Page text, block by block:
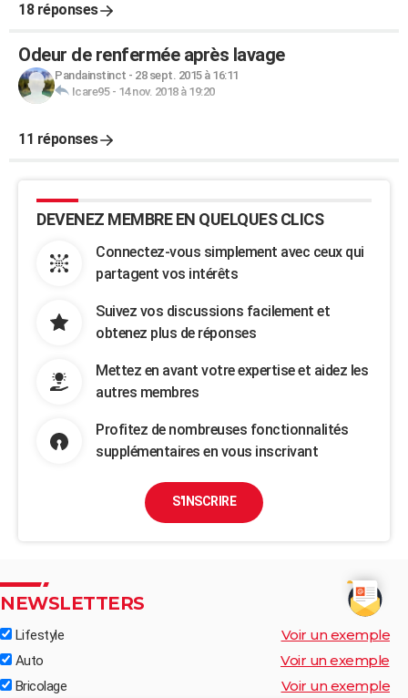
18 réponses
Odeur de renfermée après lavage
Pandainstinct - 28 sept. 2015 à 16:11
Icare95- 14 nov. 2018 à 19:20
11 réponses
DEVENEZ MEMBRE EN QUELQUES CLICS
Connectez-vous simplement avec ceux qui
partagent vos intérêts
Suivez vos discussions facilement et
obtenez plus de réponses
Mettez en avant votre expertise et aidez les
autres membres
Profitez de nombreuses fonctionnalités
supplémentaires en vous inscrivant
S'INSCRIRE
NEWSLETTERS
Lifestyle Voir un exemple
Auto Voir un exemple
Bricolage Voir un exemple